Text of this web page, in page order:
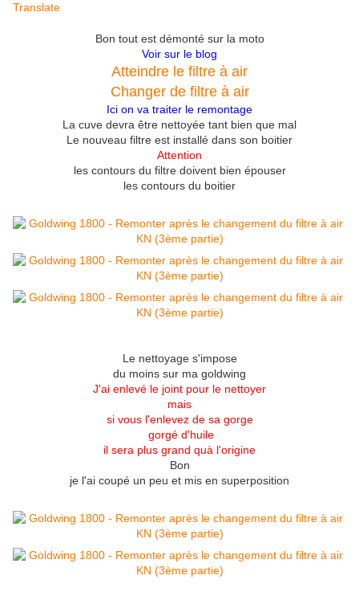
Translate
Bon tout est démonté sur la moto
Voir sur le blog
Atteindre le filtre à air
Changer de filtre à air
Ici on va traiter le remontage
La cuve devra être nettoyée tant bien que mal
Le nouveau filtre est installé dans son boitier
Attention
les contoursdu filtre doivent bien épouser
les contours du boitier
Le nettoyage s'impose
du moins sur ma goldwing
J'ai enlevé le joint pour le nettoyer
mais
si vous l'enlevez de sa gorge
gorgé d'huile
il sera plus grand quà l'origine
Bon
je l'ai coupé un peu et mis en superposition